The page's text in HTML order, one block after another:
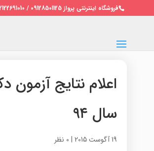
فروشگاه اینترنتی پرواز 09128501125 / 02122691010
اعلام نتایج آزمون
سال ۹۴
19 آگوست 2015 | 0 نظر